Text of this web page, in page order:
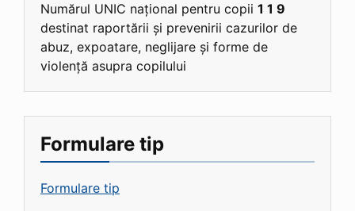
Numărul UNIC național pentru copii 1 1 9
destinat raportării și prevenirii cazurilor de
abuz, expoatare, neglijare și forme de
violență asupra copilului
Formulare tip
Formulare tip